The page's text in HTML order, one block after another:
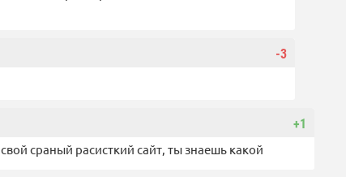
-3
+1
сраный расисткий сайт, ты знаешь какой